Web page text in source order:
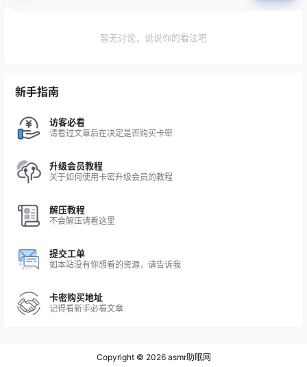
暂无讨论，说说你的看法吧
新手指南
访客必看
请看过文章后在决定是否购买卡密
升级会员教程
关于如何使用卡密升级会员的教程
解压教程
不会解压请看这里
提交工单
如本站没有你想看的资源，请告诉我
卡密购买地址
记得看新手必看文章
Copyright © 2026asmr助眠网